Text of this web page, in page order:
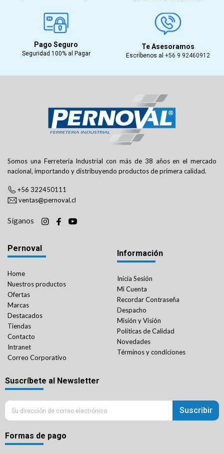
Pago Seguro
Seguridad 100% al Pagar
Te Asesoramos
Escríbenos al +56 9 92460912
Somos una Ferretería Industrial con más de 38 años en el mercado
nacional, importando y distribuyendo productos de primera calidad.
+56 322450111
ventas@pernoval.cl
Síganos
Pernoval
Home
Nuestros productos
Ofertas
Marcas
Destacados
Tiendas
Contacto
Intranet
Correo Corporativo
Información
Inicia Sesión
Mi Cuenta
Recordar Contraseña
Despacho
Misión y Visión
Políticas de Calidad
Novedades
Términos y condiciones
Suscríbete al Newsletter
Suscribir
Formas de pago